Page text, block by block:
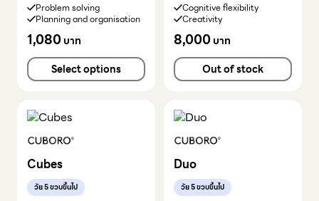
Problem solving
Planning and organisation
1,080บาท
Select options
Cognitive flexibility
Creativity
8,000บาท
Out of stock
Cubes
วัย 5 ขวบขึ้นไป
Duo
วัย 5 ขวบขึ้นไป